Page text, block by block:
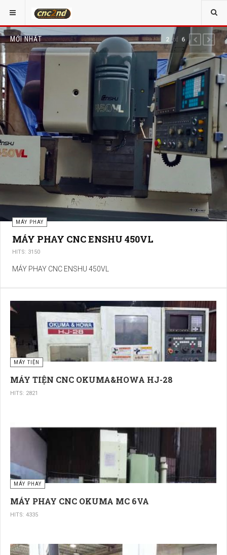
MỚI NHẤT
MÁY PHAY
MÁY PHAY CNC ENSHU 450VL
HITS: 3150
MÁY PHAY CNC ENSHU 450VL
2 of 6 PREVIOUS
NEXT
MÁY TIỆN
MÁY TIỆN CNC OKUMA&HOWA HJ-28
HITS: 2821
MÁY PHAY
MÁY PHAY CNC OKUMA MC 6VA
HITS: 4335